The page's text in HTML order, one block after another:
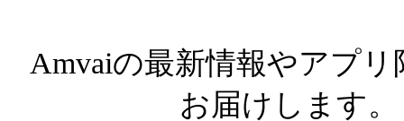
Amvaiの最新情報やアプリ
お届けします。